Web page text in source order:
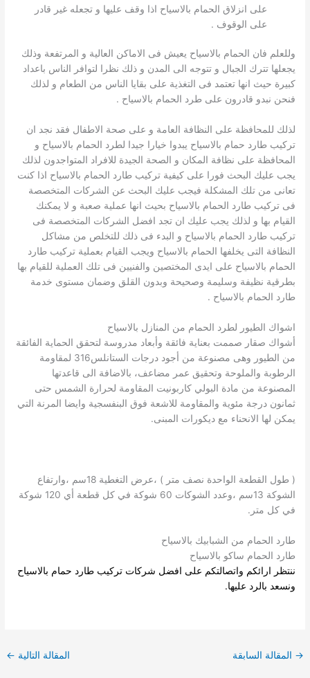
على انزلاق الحمام بالاسياح اذا وقف عليها و تجعله غير قادر
على الوقوف .
وللعلم فان الحمام بالاسياح يعيش فى الاماكن العالية و المرتفعة وذلك
يجعلها تترك الجبال و تتوجه الى المدن و ذلك نظرا لتوافر الناس باعداد
كبيرة حيث انها تعتمد فى التغذية على بقايا الناس من الطعام و لذلك
فنحن نبدو قادرون على طرد الحمام بالاسياح .
لذلك للمحافظة على النظافة العامة و على صحة الاطفال فقد نجد ان
تركيب طارد حمام بالاسياح يبدوا خيارا جيدا لطرد الحمام بالاسياح و
المحافظة على نظافة المكان و الصحة الجيدة للافراد المتواجدون لذلك
يجب عليك البحث فورا على كيفية تركيب طارد الحمام بالاسياح اذا كنت
تعانى من تلك المشكلة فيجب عليك البحث عن الشركات المتخصصة
فى تركيب طارد الحمام بالاسياح بحيث انها عملية صعبة و لا يمكنك
القيام بها و لذلك يجب عليك ان تجد افضل الشركات المتخصصة فى
تركيب طارد الحمام بالاسياح و البدء فى ذلك للتخلص من مشاكل
النظافة التى يخلفها الحمام بالاسياح ويجب القيام بعملية تركيب طارد
الحمام بالاسياح على ايدى المختصين والفنيين فى تلك العملية للقيام بها
بطرقية نظيفة وسليمة وصحيحة وبدون القلق وضمان مستوى خدمة
طارد الحمام بالاسياح .
اشواك الطيور لطرد الحمام من المنازل بالاسياح
أشواك صقار صممت بعناية فائقة وأبعاد مدروسة لتحقق الحماية الفائقة
من الطيور وهى مصنوعة من أجود درجات الستانلس316 لمقاومة
الرطوبة والملوحة وتحقيق عمر مضاعف، بالاضافة الى قاعدتها
المصنوعة من مادة البولي كاربونيت المقاومة لحرارة الشمس حتى
ثمانون درجة مئوية والمقاومة للاشعة فوق البنفسجية وايضا المرنة التي
يمكن لها الانحناء مع ديكورات المبنى.
( طول القطعة الواحدة نصف متر ) ،عرض التغطية 18سم ،وارتفاع
الشوكة 13سم ،وعدد الشوكات 60 شوكة في كل قطعة أي 120 شوكة
في كل متر.
طارد الحمام من الشبابيك بالاسياح
طارد الحمام ساكو بالاسياح
ننتظر ارائكم واتصالتكم على افضل شركات تركيب طارد حمام بالاسياح
ونسعد بالرد عليها.
→ المقالة السابقة المقالة التالية ←